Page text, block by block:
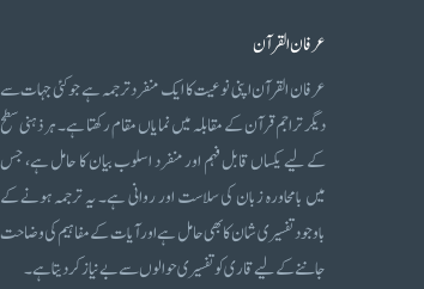
عرفان القرآن
عرفان القرآن اپنی نوعیت کا ایک منفرد ترجمہ ہے جو کئی جہات سے
دیگر تراجم قرآن کے مقابلہ میں نمایاں مقام رکھتا ہے۔ ہر ذہنی سطح
کے لیے یکساں قابل فہم اور منفرد اسلوب بیان کا حامل ہے، جس
میں بامحاورہ زبان کی سلاست اور روانی ہے۔ یہ ترجمہ ہونے کے
باوجود تفسیری شان کا بھی حامل ہے اور آیات کے مفاہیم کی وضاحت
جاننے کے لیے قاری کو تفسیری حوالوں سے بے نیاز کر دیتا ہے۔